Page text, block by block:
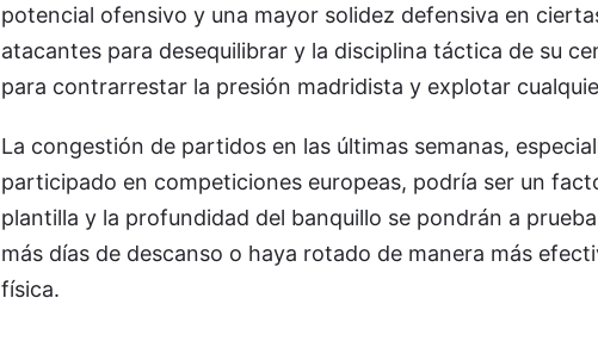
potencial ofensivo y una mayor solidez defensiva en
atacantes para desequilibrar y la disciplina táctica de su
para contrarrestar la presión madridista y explotar
La congestión de partidos en las últimas semanas,
participado en competiciones europeas, podría ser un
plantilla y la profundidad del banquillo se pondrán a
más días de descanso o haya rotado de manera más
física.